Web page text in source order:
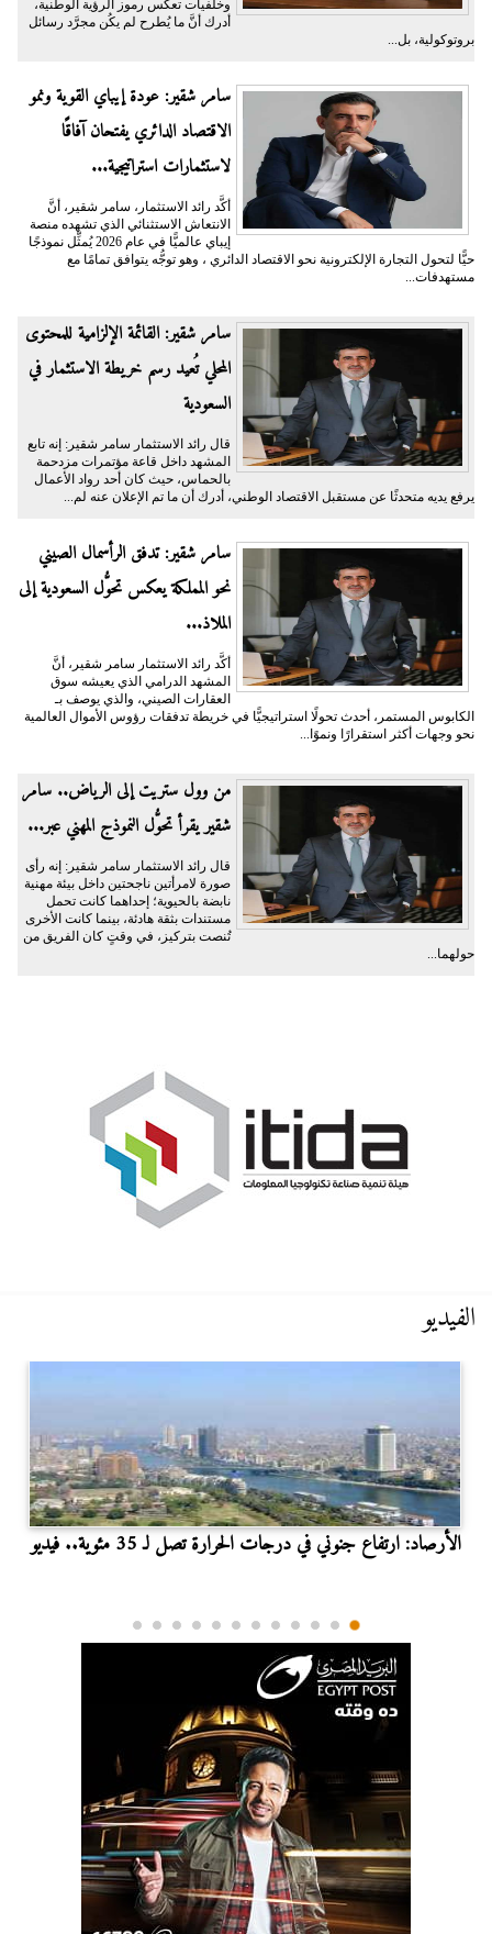
وخلفيات تعكس رموز الرؤية الوطنية،
أدرك أنَّ ما يُطرح لم يكُن مجرَّد رسائل
بروتوكولية، بل...
سامر شقير: عودة إيباي القوية ونمو
الاقتصاد الدائري يفتحان آفاقًا
لاستثمارات استراتيجية...
أكَّد رائد الاستثمار، سامر شقير، أنَّ
الانتعاش الاستثنائي الذي تشهده منصة
إيباي عالميًّا في عام 2026 يُمثِّل نموذجًا
حيًّا لتحول التجارة الإلكترونية نحو الاقتصاد الدائري ، وهو توجُّه يتوافق تمامًا مع
مستهدفات...
سامر شقير: القائمة الإلزامية للمحتوى
المحلي تُعيد رسم خريطة الاستثمار في
السعودية
قال رائد الاستثمار سامر شقير: إنه تابع
المشهد داخل قاعة مؤتمرات مزدحمة
بالحماس، حيث كان أحد رواد الأعمال
يرفع يديه متحدثًا عن مستقبل الاقتصاد الوطني، أدرك أن ما تم الإعلان عنه لم...
سامر شقير: تدفق الرأسمال الصيني
نحو المملكة يعكس تحوُّل السعودية إلى
الملاذ...
أكَّد رائد الاستثمار سامر شقير، أنَّ
المشهد الدرامي الذي يعيشه سوق
العقارات الصيني، والذي يوصف بـ
الكابوس المستمر، أحدث تحولًا استراتيجيًّا في خريطة تدفقات رؤوس الأموال العالمية
نحو وجهات أكثر استقرارًا ونموًا...
من وول ستريت إلى الرياض.. سامر
شقير يقرأ تحوُّل النموذج المهني عبر...
قال رائد الاستثمار سامر شقير: إنه رأى
صورة لامرأتين ناجحتين داخل بيئة مهنية
نابضة بالحيوية؛ إحداهما كانت تحمل
مستندات بثقة هادئة، بينما كانت الأخرى
تُنصت بتركيز، في وقتٍ كان الفريق من
حولهما...
الفيديو
الأرصاد: ارتفاع جنوني في درجات الحرارة تصل لـ 35 مئوية.. فيديو